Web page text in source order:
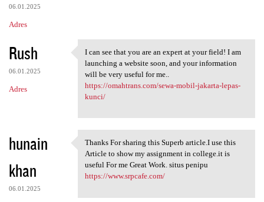
06.01.2025
Adres
Rush
06.01.2025
Adres
I can see that you are an
I can see that you are an expert at your field! I am
launching a website soon, and your information
will be very useful for me..
https://omahtrans.com/sewa-mobil-jakarta-lepas-
kunci/
hunain
khan
06.01.2025
Thanks For sharing this
Thanks For sharing this Superb article.I use this
Article to show my assignment in college.it is
useful For me Great Work. situs penipu
https://www.srpcafe.com/